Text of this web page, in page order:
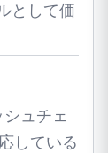
として価
ュチェ
している